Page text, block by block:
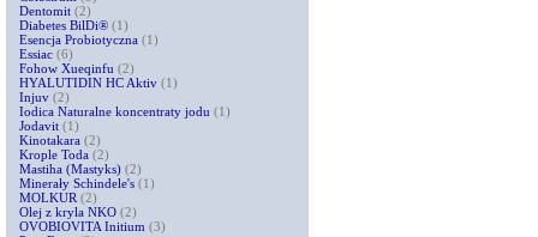
Dentomit (2)
Diabetes BilDi® (1)
Esencja Probiotyczna (1)
Essiac (6)
Fohow Xueqinfu (2)
HYALUTIDIN HC Aktiv (1)
Injuv (2)
Iodica Naturalne koncentraty jodu (1)
Jodavit (1)
Kinotakara (2)
Krople Toda (2)
Mastiha (Mastyks) (2)
Minerały Schindele's (1)
MOLKUR (2)
Olej z kryla NKO (2)
OVOBIOVITA Initium (3)